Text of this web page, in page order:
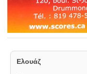
Ελουάζ